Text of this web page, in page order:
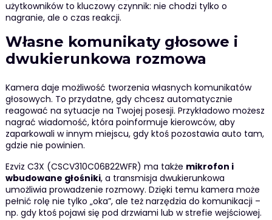
użytkowników to kluczowy czynnik: nie chodzi tylko o
nagranie, ale o czas reakcji.
Własne komunikaty głosowe i
dwukierunkowa rozmowa
Kamera daje możliwość tworzenia własnych komunikatów
głosowych. To przydatne, gdy chcesz automatycznie
reagować na sytuacje na Twojej posesji. Przykładowo możesz
nagrać wiadomość, która poinformuje kierowców, aby
zaparkowali w innym miejscu, gdy ktoś pozostawia auto tam,
gdzie nie powinien.
Ezviz C3X (CSCV310C06B22WFR) ma także mikrofon i
wbudowane głośniki, a transmisja dwukierunkowa
umożliwia prowadzenie rozmowy. Dzięki temu kamera może
pełnić rolę nie tylko „oka”, ale też narzędzia do komunikacji –
np. gdy ktoś pojawi się pod drzwiami lub w strefie wejściowej.